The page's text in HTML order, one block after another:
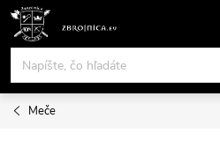
Prejsť
obsah
Meče